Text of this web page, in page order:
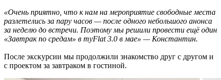
«Очень приятно, что к нам на мероприятие свободные места
разлетелись за пару часов — после одного небольшого анонса
за неделю до встречи. Поэтому мы решили провести ещё один
«Завтрак по средам» в myFlat 3.0 в мае» — Константин.
После экскурсии мы продолжили знакомство друг с другом и
с проектом за завтраком в гостиной.